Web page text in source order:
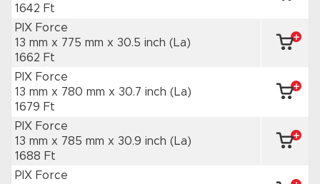
1642 Ft
PIX Force
13 mm x 775 mm x 30.5 inch (La)
1662 Ft
PIX Force
13 mm x 780 mm x 30.7 inch (La)
1679 Ft
PIX Force
13 mm x 785 mm x 30.9 inch (La)
1688 Ft
PIX Force